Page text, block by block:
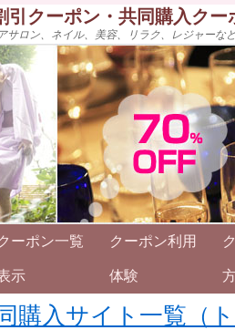
引クーポン・共同購入ク
サロン、ネイル、美容、リラク、レジャー
ーポン一覧
示
クーポン利用
体験
購入サイト一覧（